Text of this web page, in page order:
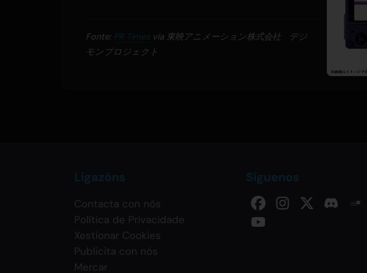
Fonte: PR Times vía 東映アニメーション株式会社 デジ
モンプロジェクト
Ligazóns
Contacta con nós
Política de Privacidade
Xestionar Cookies
Publicita con nós
Mercar
Síguenos